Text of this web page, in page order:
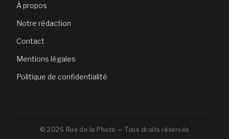
À propos
Notre rédaction
Contact
Mentions légales
Politique de confidentialité
© 2026 Rue de la Photo — Tous droits réservés